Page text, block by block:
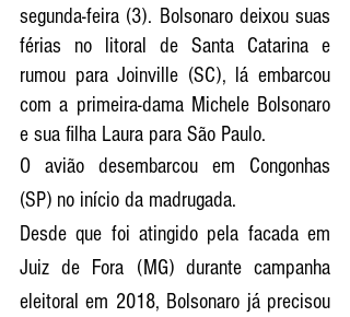
segunda-feira (3). Bolsonaro deixou suas
férias no litoral de Santa Catarina e
rumou para Joinville (SC), lá embarcou
com a primeira-dama Michele Bolsonaro
e sua filha Laura para São Paulo.
O avião desembarcou em Congonhas
(SP) no início da madrugada.
Desde que foi atingido pela facada em
Juiz de Fora (MG) durante campanha
eleitoral em 2018, Bolsonaro já precisou